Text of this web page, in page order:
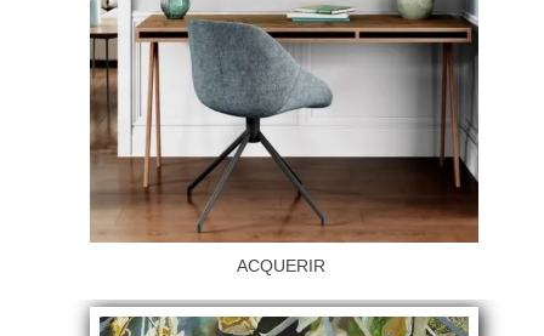
ACQUERIR